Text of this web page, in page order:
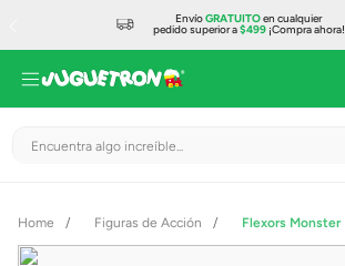
EnvíoGRATUITOen cualquier
pedido superior a$499¡Compra ahora!
Encuentra algo increíble...
Figuras de Acción